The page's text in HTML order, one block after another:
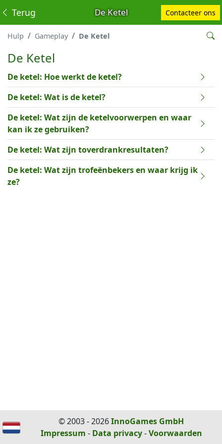
De Ketel
Terug Contacteer ons
Hulp Gameplay De Ketel
De Ketel
De ketel: Hoe werkt de ketel?
De ketel: Wat is de ketel?
De ketel: Wat zijn de ketelvoorwerpen en waar
kan ik ze gebruiken?
De ketel: Wat zijn toverdrankresultaten?
De ketel: Wat zijn trofeënbekers en waar krijg ik
ze?
© 2003 - 2026InnoGames GmbH
Impressum - Data privacy-Voorwaarden